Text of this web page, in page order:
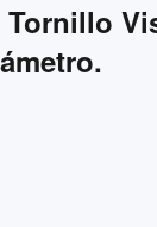
Tornillo